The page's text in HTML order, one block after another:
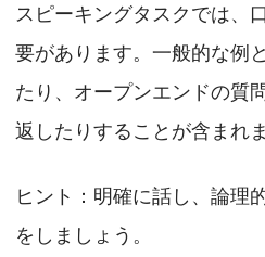
スピーキングタスクでは、
要があります。一般的な例
たり、オープンエンドの質
返したりすることが含まれま
ヒント：明確に話し、論理
をしましょう。